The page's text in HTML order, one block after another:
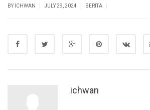
BY ICHWAN JULY 29, 2024 BERITA
ichwan